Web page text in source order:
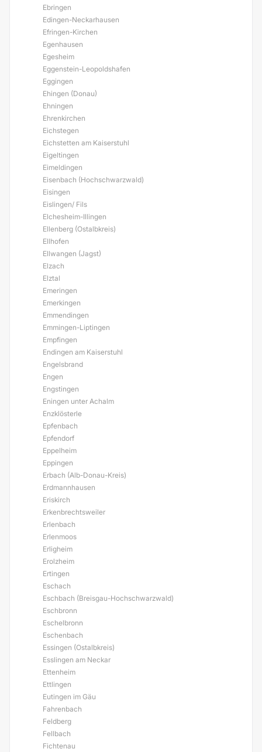
Ebringen
Edingen-Neckarhausen
Efringen-Kirchen
Egenhausen
Egesheim
Eggenstein-Leopoldshafen
Eggingen
Ehingen (Donau)
Ehningen
Ehrenkirchen
Eichstegen
Eichstetten am Kaiserstuhl
Eigeltingen
Eimeldingen
Eisenbach (Hochschwarzwald)
Eisingen
Eislingen/ Fils
Elchesheim-Illingen
Ellenberg (Ostalbkreis)
Ellhofen
Ellwangen (Jagst)
Elzach
Elztal
Emeringen
Emerkingen
Emmendingen
Emmingen-Liptingen
Empfingen
Endingen am Kaiserstuhl
Engelsbrand
Engen
Engstingen
Eningen unter Achalm
Enzklösterle
Epfenbach
Epfendorf
Eppelheim
Eppingen
Erbach (Alb-Donau-Kreis)
Erdmannhausen
Eriskirch
Erkenbrechtsweiler
Erlenbach
Erlenmoos
Erligheim
Erolzheim
Ertingen
Eschach
Eschbach (Breisgau-Hochschwarzwald)
Eschbronn
Eschelbronn
Eschenbach
Essingen (Ostalbkreis)
Esslingen am Neckar
Ettenheim
Ettlingen
Eutingen im Gäu
Fahrenbach
Feldberg
Fellbach
Fichtenau